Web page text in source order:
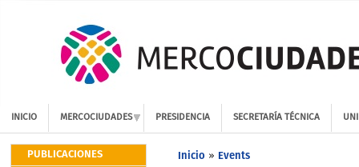
INICIO MERCOCIUDADES PRESIDENCIA SECRETARÍA TÉCNICA
PUBLICACIONES
Inicio » Events